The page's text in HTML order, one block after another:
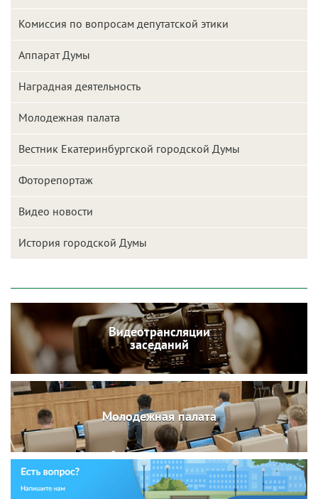
Комиссия по вопросам депутатской этики
Аппарат Думы
Наградная деятельность
Молодежная палата
Вестник Екатеринбургской городской Думы
Фоторепортаж
Видео новости
История городской Думы
Видеотрансляции
заседаний
Молодежная палата